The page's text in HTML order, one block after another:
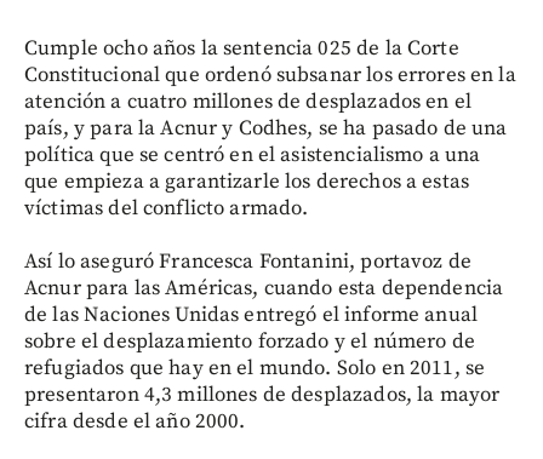
Cumple ocho años la sentencia 025 de la Corte
Constitucional que ordenó subsanar los errores en la
atención a cuatro millones de desplazados en el
país, y para la Acnur y Codhes, se ha pasado de una
política que se centró en el asistencialismo a una
que empieza a garantizarle los derechos a estas
víctimas del conflicto armado.
Así lo aseguró Francesca Fontanini, portavoz de
Acnur para las Américas, cuando esta dependencia
de las Naciones Unidas entregó el informe anual
sobre el desplazamiento forzado y el número de
refugiados que hay en el mundo. Solo en 2011, se
presentaron 4,3 millones de desplazados, la mayor
cifra desde el año 2000.